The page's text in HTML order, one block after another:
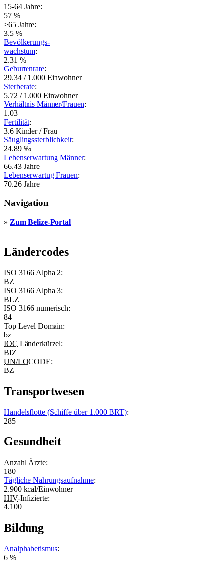
15-64 Jahre:
57 %
>65 Jahre:
3.5 %
Bevölkerungs-
wachstum:
2.31 %
Geburtenrate:
29.34 / 1.000 Einwohner
Sterberate:
5.72 / 1.000 Einwohner
Verhältnis Männer/Frauen:
1.03
Fertilität:
3.6 Kinder / Frau
Säuglingssterblichkeit:
24.89 ‰
Lebenserwartung Männer:
66.43 Jahre
Lebenserwartug Frauen:
70.26 Jahre
Navigation
» Zum Belize-Portal
Ländercodes
ISO 3166 Alpha 2:
BZ
ISO 3166 Alpha 3:
BLZ
ISO 3166 numerisch:
84
Top Level Domain:
bz
IOC Länderkürzel:
BIZ
UN/LOCODE:
BZ
Transportwesen
Handelsflotte (Schiffe über 1.000 BRT):
285
Gesundheit
Anzahl Ärzte:
180
Tägliche Nahrungsaufnahme:
2.900 kcal/Einwohner
HIV-Infizierte:
4.100
Bildung
Analphabetismus:
6 %